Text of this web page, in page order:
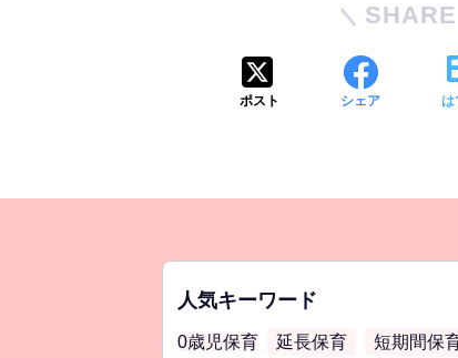
SHARE
ポスト シェア は
人気キーワード
0歳児保育 延長保育 短期間保